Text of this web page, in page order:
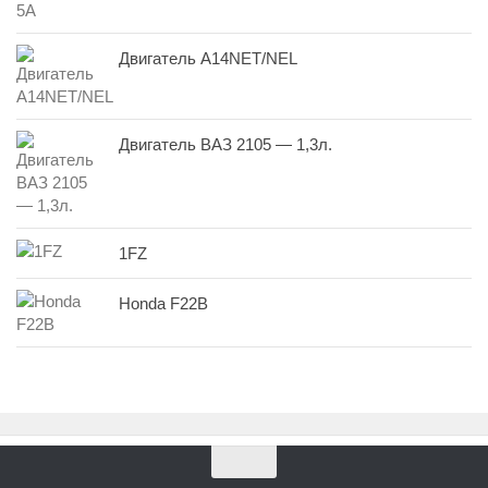
Двигатель A14NET/NEL
Двигатель ВАЗ 2105 — 1,3л.
1FZ
Honda F22B